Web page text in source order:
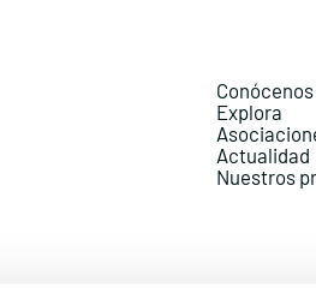
Conócenos
Explora
Actualidad
Nuestros